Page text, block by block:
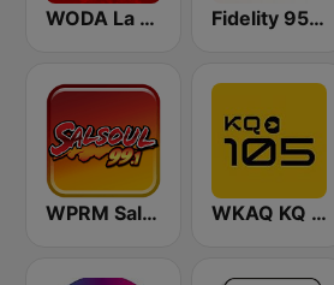
WODA La Nueva 94 FM Fidelity 95.7 FM
WPRM Salsoul 99.1 FM WKAQ KQ 105